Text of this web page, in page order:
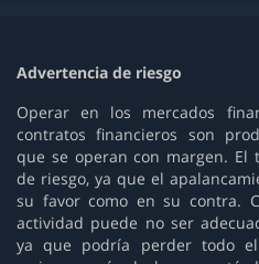
Advertencia de riesgo
Operar en los mercados
contratos financieros son
que se operan con margen.
de riesgo, ya que el
su favor como en su contra.
actividad puede no ser
ya que podría perder todo